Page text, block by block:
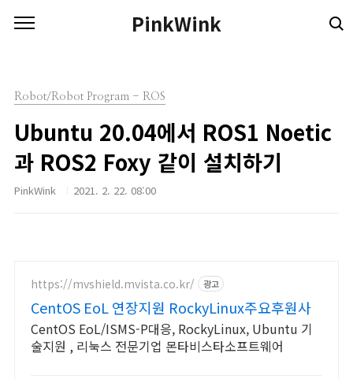
PinkWink
Robot/Robot Program - ROS
Ubuntu 20.04에서 ROS1 Noetic
과 ROS2 Foxy 같이 설치하기
PinkWink 2021. 2. 22. 08:00
https://mvshield.mvista.co.kr/ 광고
CentOS EoL 연장지원 RockyLinux주요후원사
CentOS EoL/ISMS-P대응, RockyLinux, Ubuntu 기
술지원 , 리눅스 전문기업 몬타비스타소프트웨어